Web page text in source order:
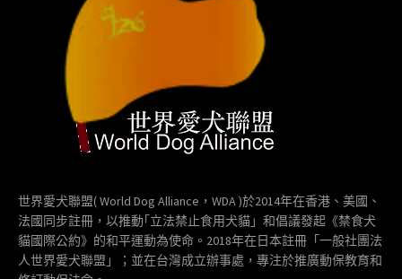
世界愛犬聯盟( World Dog Alliance，WDA )於2014年在香港、美國、
法國同步註冊，以推動｢立法禁止食用犬貓」和倡議發起《禁食犬
貓國際公約》的和平運動為使命。2018年在日本註冊「一般社團法
人世界愛犬聯盟」；並在台灣成立辦事處，專注於推廣動保教育和